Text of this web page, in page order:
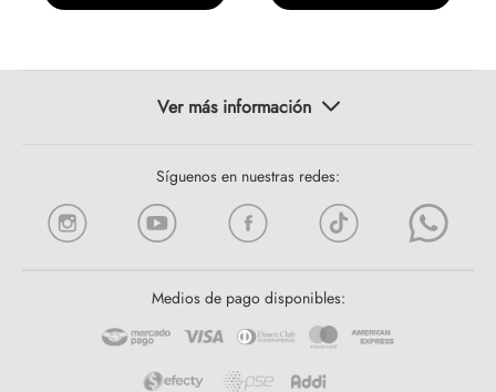
Síguenos en nuestras redes:
Medios de pago disponibles: